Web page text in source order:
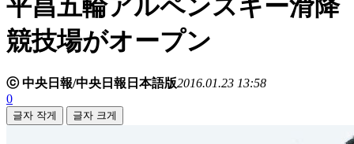
平昌五輪アルペンスキー滑降
競技場がオープン
ⓒ 中央日報/中央日報日本語版2016.01.23 13:58
0
글자 작게 글자 크게